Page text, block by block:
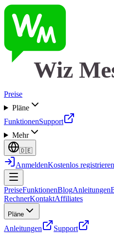
Wiz
Preise
Pläne
FunktionenSupport
Mehr
🇩🇪
AnmeldenKostenlos registrieren
PreiseFunktionenBlogAnleitungen
RechnerKontaktAffiliates
Pläne
Anleitungen Support